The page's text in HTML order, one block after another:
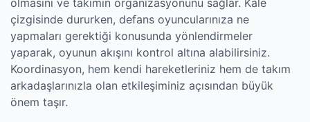
olmasını ve takımın organizasyonunu sağlar. Kale
çizgisinde dururken, defans oyuncularınıza ne
yapmaları gerektiği konusunda yönlendirmeler
yaparak, oyunun akışını kontrol altına alabilirsiniz.
Koordinasyon, hem kendi hareketleriniz hem de takım
arkadaşlarınızla olan etkileşiminiz açısından büyük
önem taşır.